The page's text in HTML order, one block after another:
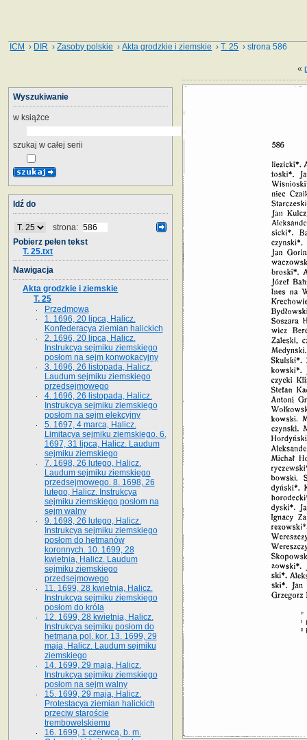
ICM › DIR ›Zasoby polskie ›Akta grodzkie i ziemskie ›T. 25 › strona 586
«
Wyszukiwanie
w książce
szukaj w całej serii
Idź do
strona:
Pobierz pełen tekst
T. 25.txt
Nawigacja
Akta grodzkie i ziemskie
T. 25
Przedmowa
1. 1696, 20 lipca, Halicz.
Konfederacya ziemian halickich
2. 1696, 20 lipca, Halicz.
Instrukcya sejmiku ziemskiego
posłom na sejm konwokacyjny
3. 1696, 26 listopada, Halicz.
Laudum sejmiku ziemskiego
przedsejmowego
4. 1696, 26 listopada, Halicz.
Instrukcya sejmiku ziemskiego
posłom na sejm elekcyjny
5. 1697, 4 marca, Halicz.
Limitacya sejmiku ziemskiego. 6.
1697, 31 lipca, Halicz. Laudum
sejmiku ziemskiego
7. 1698, 26 lutego, Halicz.
Laudum sejmiku ziemskiego
przedsejmowego. 8. 1698, 26
lutego, Halicz. Instrukcya
sejmiku ziemskiego posłom na
sejm walny
9. 1698, 26 lutego, Halicz.
Instrukcya sejmiku ziemskiego
posłom do hetmanów
koronnych. 10. 1699, 28
kwietnia, Halicz. Laudum
sejmiku ziemskiego
przedsejmowego
11. 1699, 28 kwietnia, Halicz.
Instrukcya sejmiku ziemskiego
posłom do króla
12. 1699, 28 kwietnia, Halicz.
Instrukcya sejmiku posłom do
hetmana pol. kor. 13. 1699, 29
maja, Halicz. Laudum sejmiku
ziemskiego
14. 1699, 29 maja, Halicz.
Instrukcya sejmiku ziemskiego
posłom na sejm walny
15. 1699, 29 maja, Halicz.
Protestacya ziemian halickich
przeciw staroście
trembowelskiemu
16. 1699, 1 czerwca, b. m.